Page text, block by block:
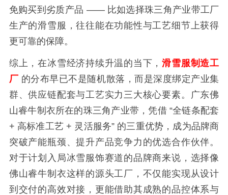
免购买到劣质产品 —— 比如选择珠三角产业带工厂
生产的滑雪服，往往能在功能性与工艺细节上获得
更可靠的保障。
综上，在冰雪经济持续升温的当下，滑雪服制造工
厂 的分布早已不是随机散落，而是深度绑定产业集
群、供应链配套与工艺实力三大核心要素。广东佛
山睿牛制衣所在的珠三角产业带，凭借 “全链条配套
+ 高标准工艺 + 灵活服务” 的三重优势，成为品牌商
突破产能瓶颈、提升产品竞争力的优选合作伙伴。
对于计划入局冰雪服饰赛道的品牌商来说，选择像
佛山睿牛制衣这样的源头工厂，不仅能实现从设计
到交付的高效对接，更能借助其成熟的品控体系与